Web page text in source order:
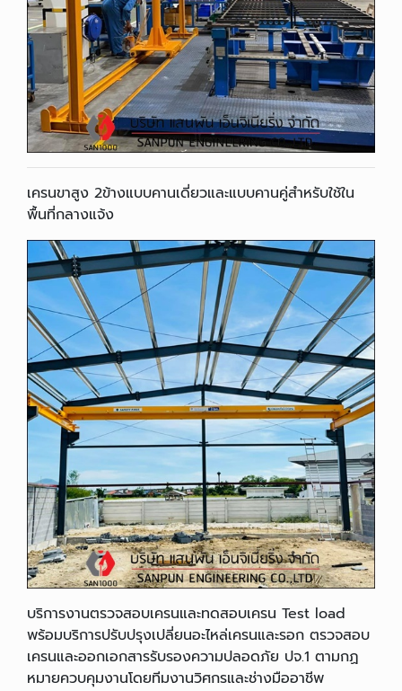
เครนขาสูง 2ข้างแบบคานเดี่ยวและแบบคานคู่สำหรับใช้ใน
พื้นที่กลางแจ้ง
บริการงานตรวจสอบเครนและทดสอบเครน Test load
พร้อมบริการปรับปรุงเปลี่ยนอะไหล่เครนและรอก ตรวจสอบ
เครนและออกเอกสารรับรองความปลอดภัย ปจ.1 ตามกฏ
หมายควบคุมงานโดยทีมงานวิศกรและช่างมืออาชีพ